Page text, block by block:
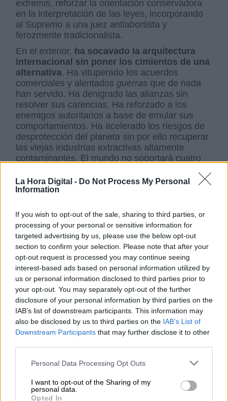
La Hora Digital - Do Not Process My Personal
Information
If you wish to opt-out of the sale, sharing to third parties, or
processing of your personal or sensitive information for
targeted advertising by us, please use the below opt-out
section to confirm your selection. Please note that after your
opt-out request is processed you may continue seeing
interest-based ads based on personal information utilized by
us or personal information disclosed to third parties prior to
your opt-out. You may separately opt-out of the further
disclosure of your personal information by third parties on the
IAB’s list of downstream participants. This information may
also be disclosed by us to third parties on the IAB’s List of
Downstream Participants that may further disclose it to other
Personal Data Processing Opt Outs
I want to opt-out of the Sharing of my
personal data.
Opted In
extremis, reforzar la orientación conservadora
en la interpretación de las leyes, incorporando
al Supremo a una juez antiabortista y
ferozmente tradicionalista.
En el exterior, ha socavado la arquitectura
internacional sin poner los cimientos de una
alternativa. Ha vituperado los acuerdos
comerciales y alentados guerras que de nada
han servido. Ha denigrado las alianzas sin
resolver sus carencias. Ha reforzado a los
enemigos autoritarios a base de emular sus
comportamientos. Ha acelerado los riesgos de
desprotección del planeta sin por ello recuperar
las viejas industrias extractivas altamente
contaminantes. El mundo no soportará cuatro
diplomático europeo. Y Estados Unidos tendrá
un presidente seriamente sospechoso de ser un
revelaciones delNew York Times (5).
ELECCIONES: TODO SOBRE
TRUMP
Pero este año Estados Unidos no vota según
balances, ya sean económicos, sociales,
morales, institucionales o internacionales. De lo
único que se trata es deTrump si o Trump no
De “basta de Trump” o “más Trump”. Todo gira
en torno a él: para bien o para mal. Incluso
quienes pretenden o pretendemos escapar de
esa lógica, nos vemos incapaces de hacerlo.
Todo gira en torno a él. Incluso los resultados
basándose en un fraude irreal (6), lo que abriría
una crisis institucional sin precedentes.
Sus rivales políticos oficiales,
los demócratas,